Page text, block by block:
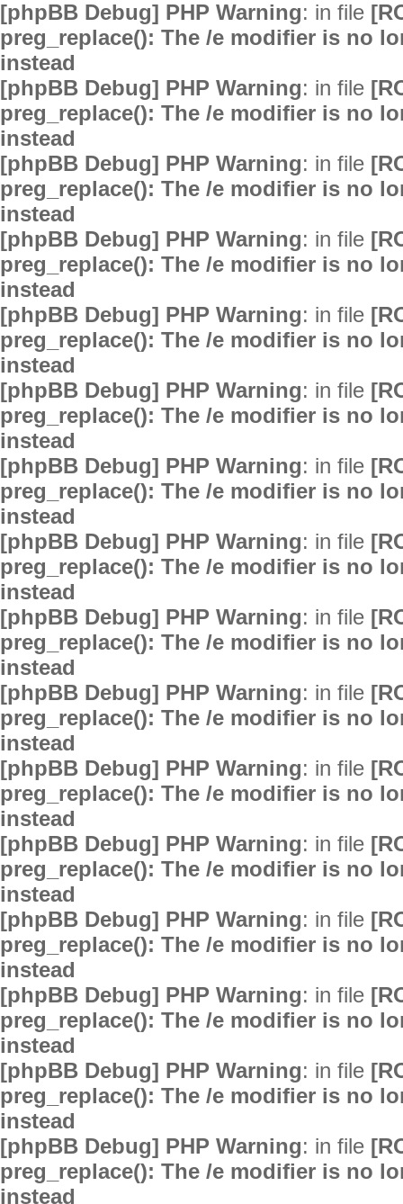
[phpBB Debug] PHP Warning: in file
preg_replace(): The /e modifier is no
instead
[phpBB Debug] PHP Warning: in file
preg_replace(): The /e modifier is no
instead
[phpBB Debug] PHP Warning: in file
preg_replace(): The /e modifier is no
instead
[phpBB Debug] PHP Warning: in file
preg_replace(): The /e modifier is no
instead
[phpBB Debug] PHP Warning: in file
preg_replace(): The /e modifier is no
instead
[phpBB Debug] PHP Warning: in file
preg_replace(): The /e modifier is no
instead
[phpBB Debug] PHP Warning: in file
preg_replace(): The /e modifier is no
instead
[phpBB Debug] PHP Warning: in file
preg_replace(): The /e modifier is no
instead
[phpBB Debug] PHP Warning: in file
preg_replace(): The /e modifier is no
instead
[phpBB Debug] PHP Warning: in file
preg_replace(): The /e modifier is no
instead
[phpBB Debug] PHP Warning: in file
preg_replace(): The /e modifier is no
instead
[phpBB Debug] PHP Warning: in file
preg_replace(): The /e modifier is no
instead
[phpBB Debug] PHP Warning: in file
preg_replace(): The /e modifier is no
instead
[phpBB Debug] PHP Warning: in file
preg_replace(): The /e modifier is no
instead
[phpBB Debug] PHP Warning: in file
preg_replace(): The /e modifier is no
instead
[phpBB Debug] PHP Warning: in file
preg_replace(): The /e modifier is no
instead